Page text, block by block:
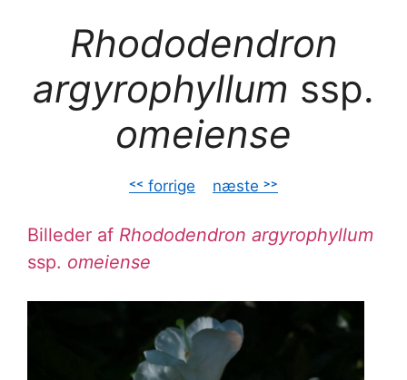
Rhododendron
argyrophyllum ssp.
omeiense
˂˂ forrige næste ˃˃
Billeder af Rhododendron argyrophyllum
ssp. omeiense